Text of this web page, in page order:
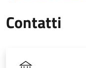
Contatti